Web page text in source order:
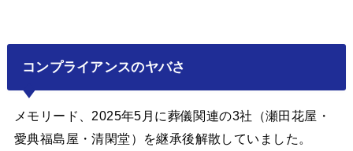
コンプライアンスのヤバさ
メモリード、2025年5月に葬儀関連の3社（瀬田花屋・
愛典福島屋・清閑堂）を継承後解散していました。